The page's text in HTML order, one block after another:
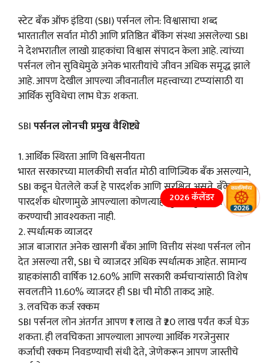
स्टेट बँक ऑफ इंडिया (SBI) पर्सनल लोन: विश्वासाचा शब्द
भारतातील सर्वात मोठी आणि प्रतिष्ठित बँकिंग संस्था असलेल्या SBI
ने देशभरातील लाखो ग्राहकांचा विश्वास संपादन केला आहे. त्यांच्या
पर्सनल लोन सुविधेमुळे अनेक भारतीयांचे जीवन अधिक समृद्ध झाले
आहे. आपण देखील आपल्या जीवनातील महत्त्वाच्या टप्प्यांसाठी या
आर्थिक सुविधेचा लाभ घेऊ शकता.
SBIपर्सनल लोनची प्रमुख वैशिष्ट्ये
1. आर्थिक स्थिरता आणि विश्वसनीयता
भारत सरकारच्या मालकीची सर्वात मोठी वाणिज्यिक बँक असल्याने,
SBI कडून घेतलेले कर्ज हे पारदर्शक आणि सुरक्षित असते. बँकेच्या
पारदर्शक धोरणामुळे आपल्याला कोणत्याही छुप्या शुल्कांची चिंता
करण्याची आवश्यकता नाही.
2. स्पर्धात्मक व्याजदर
आज बाजारात अनेक खासगी बँका आणि वित्तीय संस्था पर्सनल लोन
देत असल्या तरी, SBI चे व्याजदर अधिक स्पर्धात्मक आहेत. सामान्य
ग्राहकांसाठी वार्षिक 12.60% आणि सरकारी कर्मचाऱ्यांसाठी विशेष
सवलतीने 11.60% व्याजदर ही SBI ची मोठी ताकद आहे.
3. लवचिक कर्ज रक्कम
SBI पर्सनल लोन अंतर्गत आपण ₹1 लाख ते ₹20 लाख पर्यंत कर्ज घेऊ
शकता. ही लवचिकता आपल्याला आपल्या आर्थिक गरजेनुसार
कर्जाची रक्कम निवडण्याची संधी देते, जेणेकरून आपण जास्तीचे
2026 कॅलेंडर